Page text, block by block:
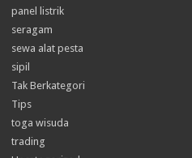
panel listrik
seragam
sewa alat pesta
sipil
Tak Berkategori
Tips
toga wisuda
trading